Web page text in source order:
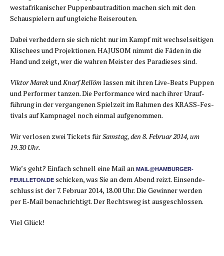
west­afri­ka­ni­scher Pup­pen­bau­tra­di­ti­on machen sich mit den
Schau­spie­lern auf unglei­che Reiserouten.
Dabei ver­hed­dern sie sich nicht nur im Kampf mit wech­sel­sei­ti­gen
Kli­schees und Pro­jek­tio­nen. HAJUSOM nimmt die Fäden in die
Hand und zeigt, wer die wah­ren Meis­ter des Para­die­ses sind.
Vik­tor MarekundKnarf Rel­lömlas­sen mit ihren Live-Beats Pup­pen
und Per­for­mer tan­zen. Die Per­for­mance wird nach ihrer Urauf­
füh­rung in der ver­gan­ge­nen Spiel­zeit im Rah­men des KRASS-Fes­
ti­vals auf Kamp­na­gel noch ein­mal aufgenommen.
Wir ver­lo­sen zwei Tickets fürSams­tag, den 8. Febru­ar 2014, um
19.30 Uhr.
Wie’s geht? Ein­fach schnell eine Mail an MAIL@HAMBURGER-
FEUILLETON.DE schi­cken, was Sie an dem Abend reizt. Ein­sen­de­
schluss ist der 7. Febru­ar 2014, 18.00 Uhr. Die Gewin­ner wer­den
per E‑Mail benach­rich­tigt. Der Rechts­weg ist ausgeschlossen.
Viel Glück!